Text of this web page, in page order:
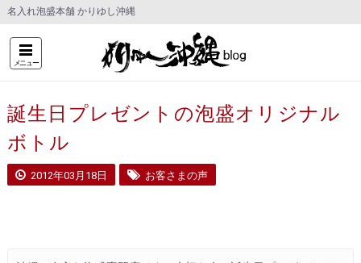
名入れ泡盛本舗 かりゆし沖縄
メニュー
誕生日プレゼントの泡盛オリジナル
ボトル
2012年03月18日 お客さまの声